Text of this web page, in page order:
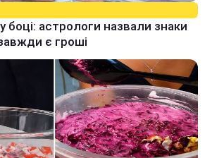
боці: астрологи назвали знаки
є гроші